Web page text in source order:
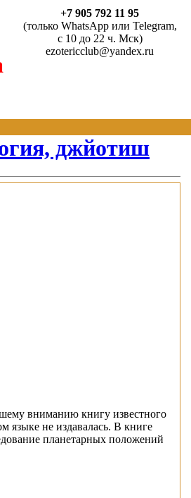
+7 905 792 11 95
(только WhatsApp или Telegram,
с 10 до 22 ч. Мск)
ezotericclub@yandex.ru
джйотиш
вниманию книгу известного
языке не издавалась. В книге
планетарных положений